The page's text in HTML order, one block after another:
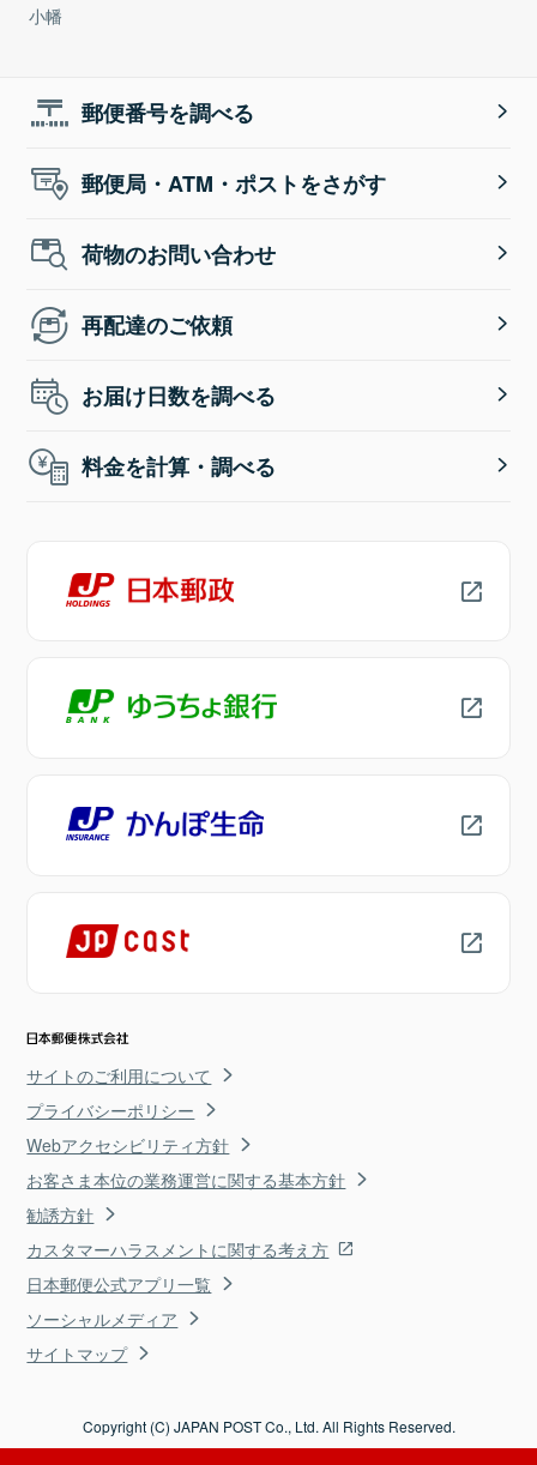
小幡
郵便番号を調べる
郵便局・ATM・ポストをさがす
荷物のお問い合わせ
再配達のご依頼
お届け日数を調べる
料金を計算・調べる
サイトのご利用について
プライバシーポリシー
Webアクセシビリティ方針
お客さま本位の業務運営に関する基本方針
勧誘方針
カスタマーハラスメントに関する考え方
日本郵便公式アプリ一覧
ソーシャルメディア
サイトマップ
Copyright (C) JAPAN POST Co., Ltd. All Rights Reserved.